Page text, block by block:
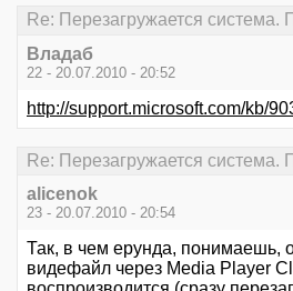
Re: Перезагружается система.
Владаб
22 - 20.07.2010 - 20:52
http://support.microsoft.com/kb/
Re: Перезагружается система.
alicenok
23 - 20.07.2010 - 20:54
Так, в чем ерунда, понимаешь,
видефайл через Media Player